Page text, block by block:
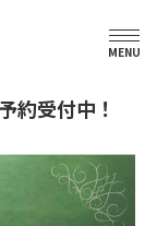
MENU
受付中！